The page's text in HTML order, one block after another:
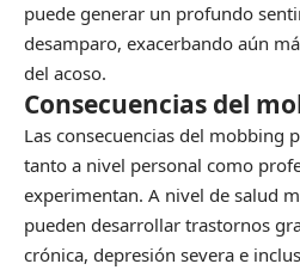
puede generar un profundo
desamparo, exacerbando aún
del acoso.
Consecuencias del
Las consecuencias del mobbing
tanto a nivel personal como
experimentan. A nivel de salud
pueden desarrollar trastornos
crónica, depresión severa e